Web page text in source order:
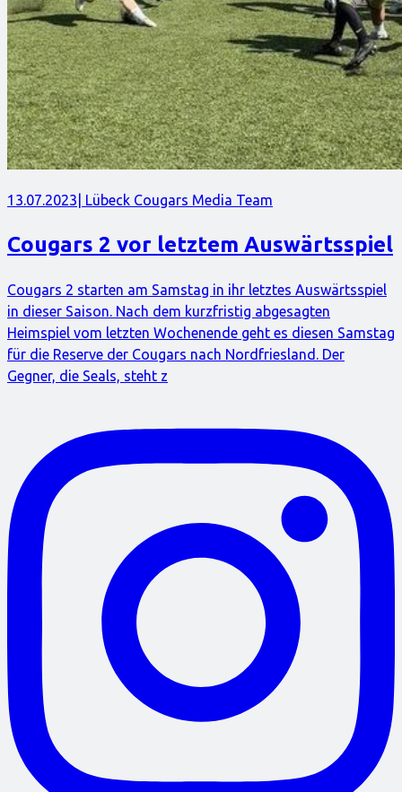
13.07.2023 | Lübeck Cougars Media Team
Cougars 2 vor letztem Auswärtsspiel
Cougars 2 starten am Samstag in ihr letztes Auswärtsspiel
in dieser Saison. Nach dem kurzfristig abgesagten
Heimspiel vom letzten Wochenende geht es diesen Samstag
für die Reserve der Cougars nach Nordfriesland. Der
Gegner, die Seals, steht z